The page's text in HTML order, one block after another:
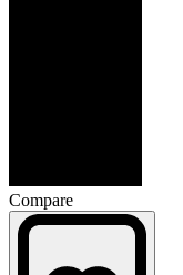
Compare